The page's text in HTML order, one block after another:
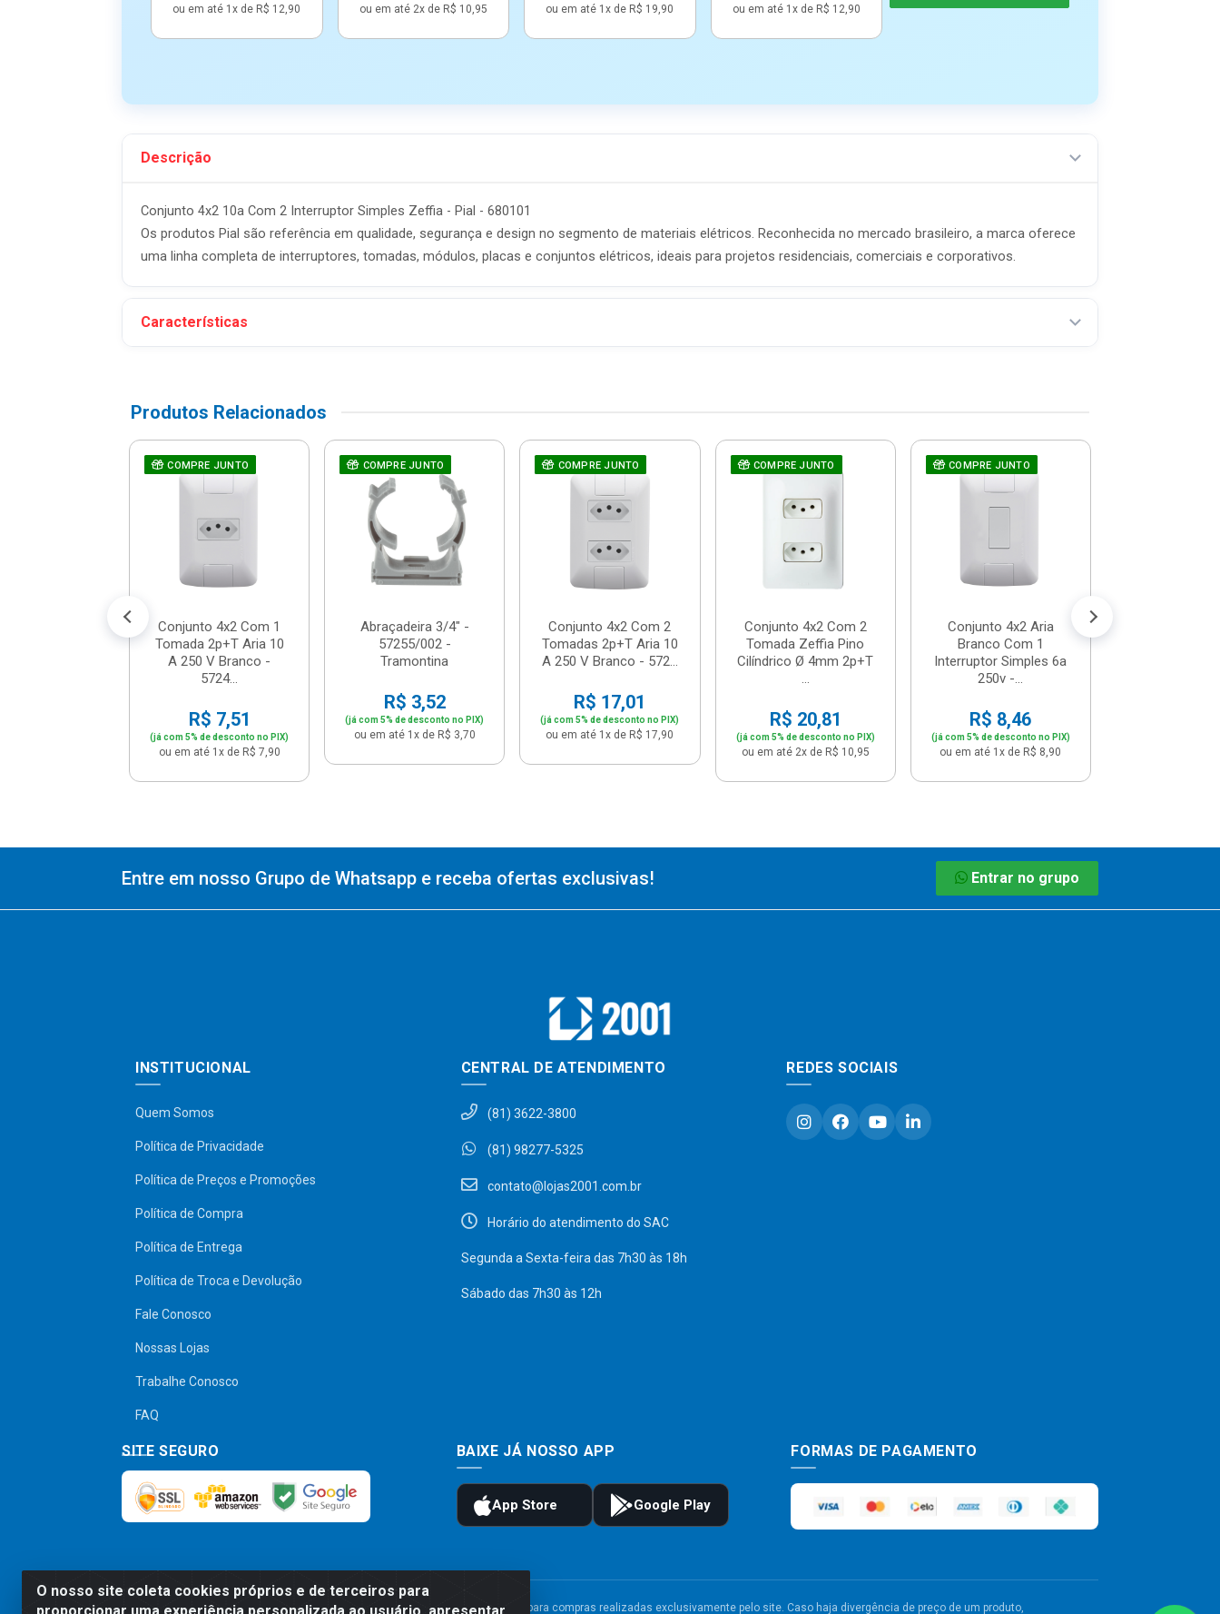
ou em até 1x de R$ 12,90 ou em até 2x de R$ 10,95 ou em até 1x de R$ 19,90 ou em até 1x de R$ 12,90
Descrição
Conjunto 4x2 10a Com 2 Interruptor Simples Zeffia - Pial - 680101
Os produtos Pial são referência em qualidade, segurança e design no segmento de materiais elétricos. Reconhecida no mercado brasileiro, a marca oferece
uma linha completa de interruptores, tomadas, módulos, placas e conjuntos elétricos, ideais para projetos residenciais, comerciais e corporativos.
Características
Produtos Relacionados
COMPRE JUNTO
Conjunto 4x2 Com 1
Tomada 2p+T Aria 10
A 250 V Branco -
5724...
R$ 7,51
(já com 5% de desconto no PIX)
ou em até 1x de R$ 7,90
COMPRE JUNTO
Abraçadeira 3/4" -
57255/002 -
Tramontina
R$ 3,52
(já com 5% de desconto no PIX)
ou em até 1x de R$ 3,70
COMPRE JUNTO
Conjunto 4x2 Com 2
Tomadas 2p+T Aria 10
A 250 V Branco - 572...
R$ 17,01
(já com 5% de desconto no PIX)
ou em até 1x de R$ 17,90
COMPRE JUNTO
Conjunto 4x2 Com 2
Tomada Zeffia Pino
Cilíndrico Ø 4mm 2p+T
...
R$ 20,81
(já com 5% de desconto no PIX)
ou em até 2x de R$ 10,95
COMPRE JUNTO
Conjunto 4x2 Aria
Branco Com 1
Interruptor Simples 6a
250v -...
R$ 8,46
(já com 5% de desconto no PIX)
ou em até 1x de R$ 8,90
O nosso site coleta cookies próprios e de terceiros para
Entre em nosso Grupo de Whatsapp e receba ofertas exclusivas! Entrar no grupo
INSTITUCIONAL
Quem Somos
Política de Privacidade
Política de Preços e Promoções
Política de Compra
Política de Entrega
Política de Troca e Devolução
Fale Conosco
Nossas Lojas
Trabalhe Conosco
FAQ
CENTRAL DE ATENDIMENTO
(81) 3622-3800
(81) 98277-5325
contato@lojas2001.com.br
Horário do atendimento do SAC
Segunda a Sexta-feira das 7h30 às 18h
Sábado das 7h30 às 12h
REDES SOCIAIS
SITE SEGURO BAIXE JÁ NOSSO APP FORMAS DE PAGAMENTO
Preços, promoções, condições de pagamento e frete são válidos para compras realizadas exclusivamente pelo site. Caso haja divergência de preço de um produto,